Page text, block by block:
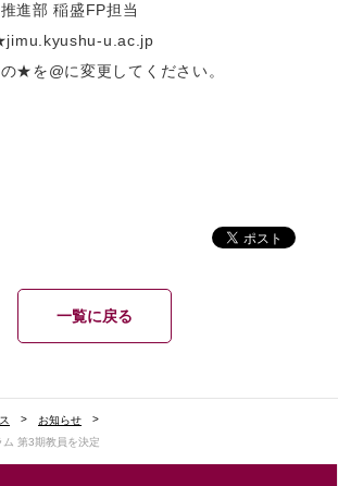
進部 稲盛FP担当
u.ac.jp
★を@に変更してください。
一覧に戻る
お知らせ
第3期教員を決定